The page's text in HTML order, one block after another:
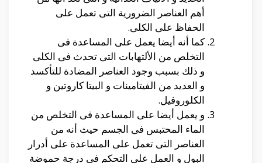
أهم العناصر الضرورية التى تعمل على
الحفاظ على الكلى.
كما أنه أيضا يعمل على المساعدة فى
التخلص من الألتهابات التى تحدث فى الكلى
و ذلك بسبب وجود العناصر المضادة للتأكسد
و العديد من الفيتامينات و البيتا كاروتين و
الكلوروفيل.
و يعمل أيضا على المساعدة فى التخلص من
الماء المحتبس فى الجسم حيث أنه من
العناصر التى تعمل على المساعدة على أدرار
البول و العمل على التحكم فى درجة حموضة